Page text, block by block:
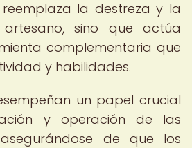
la destreza y la
sino que actúa
complementaria que
y habilidades.
un papel crucial
y operación de las
de que los